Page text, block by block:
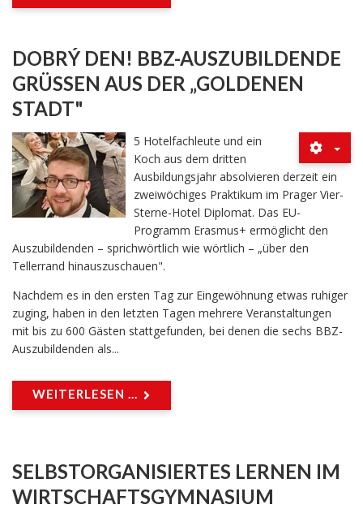
DOBRÝ DEN! BBZ-AUSZUBILDENDE
GRÜSSEN AUS DER „GOLDENEN S
TADT"
5 Hotelfachleute und ein
Koch aus dem dritten
Ausbildungsjahr absolvieren derzeit ein
zweiwöchiges Praktikum im Prager Vier-
Sterne-Hotel Diplomat. Das EU-
Programm Erasmus+ ermöglicht den
Auszubildenden – sprichwörtlich wie wörtlich – „über den
Tellerrand hinauszuschauen".
Nachdem es in den ersten Tag zur Eingewöhnung etwas ruhiger
zuging, haben in den letzten Tagen mehrere Veranstaltungen
mit bis zu 600 Gästen stattgefunden, bei denen die sechs BBZ-
Auszubildenden als...
WEITERLESEN ...
SELBSTORGANISIERTES LERNEN IM
WIRTSCHAFTSGYMNASIUM